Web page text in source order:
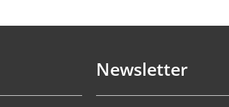
Newsletter